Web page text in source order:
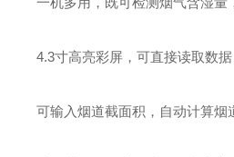
4.3寸高亮彩屏，可直接读取数据
可输入烟道截面积，自动计算烟